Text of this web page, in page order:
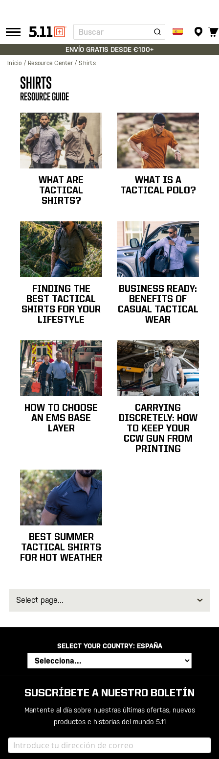
Tactical
Gear
Buscar
ENVÍO GRATIS DESDE €100+
Inicio Resource Center Shirts
SHIRTS
RESOURCE GUIDE
WHAT ARE
TACTICAL
SHIRTS?
WHAT IS A
TACTICAL POLO?
FINDING THE
BEST TACTICAL
SHIRTS FOR YOUR
LIFESTYLE
BUSINESS READY:
BENEFITS OF
CASUAL TACTICAL
WEAR
HOW TO CHOOSE
AN EMS BASE
LAYER
CARRYING
DISCRETELY: HOW
TO KEEP YOUR
CCW GUN FROM
PRINTING
BEST SUMMER
TACTICAL SHIRTS
FOR HOT WEATHER
page
SELECT YOUR COUNTRY: ESPAÑA
SUSCRÍBETE A NUESTRO BOLETÍN
Mantente al día sobre nuestras últimas ofertas, nuevos
productos e historias del mundo 5.11